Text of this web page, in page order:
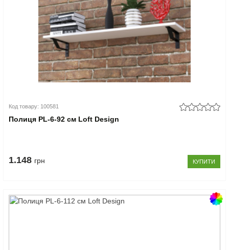
Код товару: 100581
Полиця PL-6-92 см Loft Design
1.148 грн КУПИТИ